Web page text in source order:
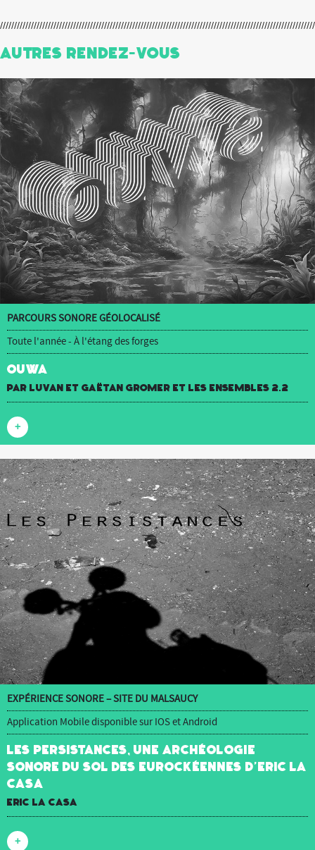
Autres Rendez-Vous
PARCOURS SONORE GÉOLOCALISÉ
Toute l'année - À l'étang des forges
OUWA
par luvan et Gaëtan Gromer et Les Ensembles 2.2
+
EXPÉRIENCE SONORE – SITE DU MALSAUCY
Application Mobile disponible sur IOS et Android
Les Persistances, une archéologie
sonore du sol des Eurockéennes d’Eric La
Casa
Eric La Casa
+